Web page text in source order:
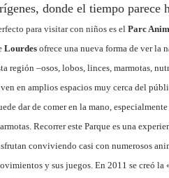
donde el tiempo parece
para visitar con niños es el Parc
Lourdes ofrece una nueva forma de ver la
región –osos, lobos, linces, marmotas,
en amplios espacios muy cerca del
dar de comer en la mano,
Recorrer este Parque es una
conviviendo casi con numerosos
y sus juegos. En 2011 se creó la